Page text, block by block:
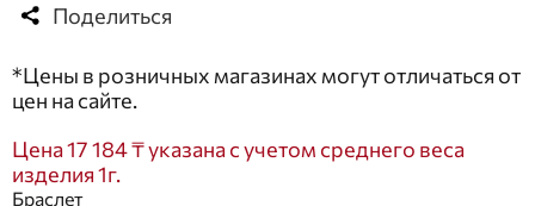
Поделиться
*Цены в розничных магазинах могут отличаться от
цен на сайте.
Цена 17 184 ₸ указана с учетом среднего веса
изделия 1г.
Браслет